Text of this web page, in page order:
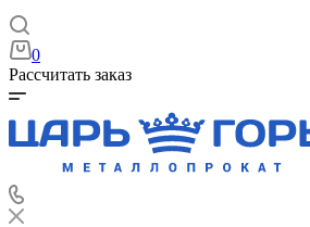
0
Рассчитать заказ